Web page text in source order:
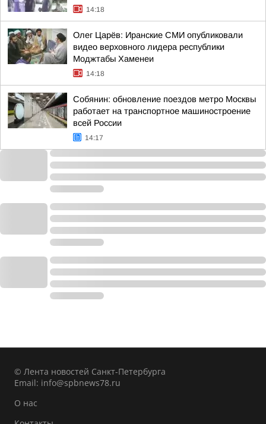
14:18
Олег Царёв: Иранские СМИ опубликовали
видео верховного лидера республики
Моджтабы Хаменеи
14:18
Собянин: обновление поездов метро Москвы
работает на транспортное машиностроение
всей России
14:17
© Лента новостей Санкт-Петербурга
Email: info@spbnews78.ru
О нас